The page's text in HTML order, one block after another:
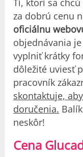
Tí, ktorí sa
za dobrú cenu
oficiálnu
objednávania
vyplniť krátky
dôležité uviesť
pracovník
skontaktuje,
doručenia.
neskôr!
Cena